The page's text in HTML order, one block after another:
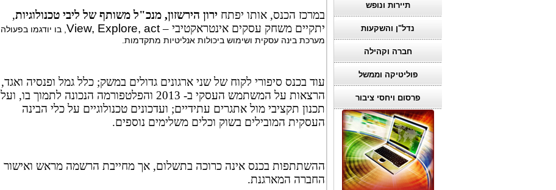
תיירות ונופש
נדל"ן והשקעות
חברה וקהילה
פוליטיקה וממשל
פרסום ויחסי ציבור
במרכז הכנס, אותו יפתח ירון הירשזון, מנכ"ל משותף של ליבי טכנולוגיות,
יתקיים משחק עסקים אינטראקטיבי –View, Explore, act , בו יודגמו בפעולה
מערכת בינה עסקית ושימוש ביכולות אנליטיות מתקדמות.
עוד בכנס סיפורי לקוח של שני ארגונים גדולים במשק; כלל גמל ופנסיה ואגד,
הרצאות על המשתמש העסקי ב- 2013 והפלטפורמה הנכונה לתמוך בו, ועל
תכנון תקציבי מול אתגרים עתידיים; ועדכונים טכנולוגיים על כלי הבינה
העסקית המובילים בשוק וכלים משלימים נוספים.
ההשתתפות בכנס אינה כרוכה בתשלום, אך מחייבת הרשמה מראש ואישור
החברה המארגנת.